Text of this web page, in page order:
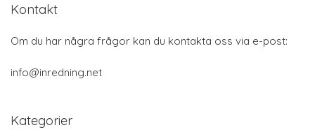
Kontakt
Om du har några frågor kan du kontakta oss via e-post:
info@inredning.net
Kategorier